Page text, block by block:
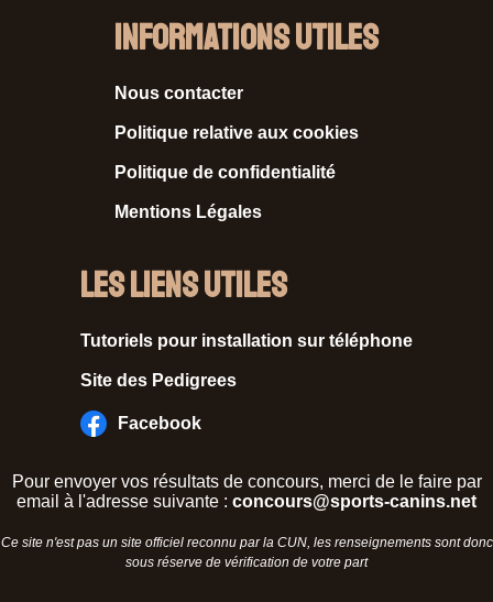
Informations Utiles
Nous contacter
Politique relative aux cookies
Politique de confidentialité
Mentions Légales
Les liens utiles
Tutoriels pour installation sur téléphone
Site des Pedigrees
Facebook
Pour envoyer vos résultats de concours, merci de le faire par
email à l'adresse suivante : concours@sports-canins.net
Ce site n'est pas un site officiel reconnu par la CUN, les renseignements sont donc
sous réserve de vérification de votre part